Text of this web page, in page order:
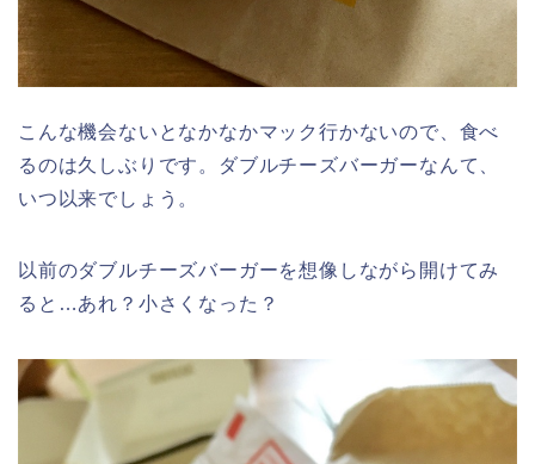
こんな機会ないとなかなかマック行かないので、食べ
るのは久しぶりです。ダブルチーズバーガーなんて、
いつ以来でしょう。
以前のダブルチーズバーガーを想像しながら開けてみ
ると…あれ？小さくなった？